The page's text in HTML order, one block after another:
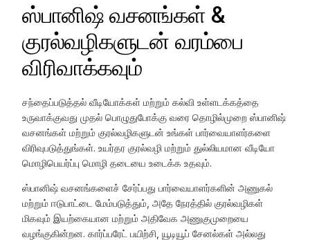
ஸ்பானிஷ் வசனங்கள் &
குரல்வழிகளுடன் வரம்பை
விரிவாக்கவும்
சந்தைப்படுத்தல் வீடியோக்கள் மற்றும் கல்வி உள்ளடக்கத்தை
உருவாக்குவது முதல் பொழுதுபோக்கு வரை தொழில்முறை ஸ்பானிஷ்
வசனங்கள் மற்றும் குரல்வழிகளுடன் உங்கள் பார்வையாளர்களை
விரிவுபடுத்துங்கள். உயர்தர குரல்வழி மற்றும் துல்லியமான வீடியோ
மொழிபெயர்ப்பு மொழி தடையை உடைக்க உதவும்.
ஸ்பானிஷ் வசனங்களைச் சேர்ப்பது பார்வையாளர்களின் அணுகல்
மற்றும் ஈடுபாட்டை மேம்படுத்தும், அதே நேரத்தில் குரல்வழிகள்
மிகவும் இயற்கையான மற்றும் அதிவேக அணுகுமுறையை
வழங்குகின்றன. கார்ப்பரேட் பயிற்சி, யூடியூப் சேனல்கள் அல்லது